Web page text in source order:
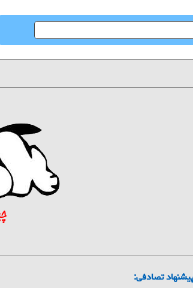
پیشنهاد تصادفی: